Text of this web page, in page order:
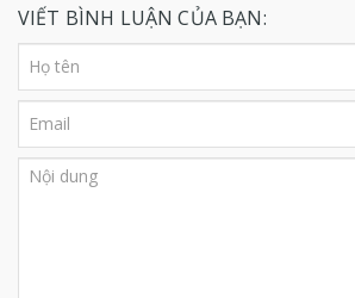
VIẾT BÌNH LUẬN CỦA BẠN: